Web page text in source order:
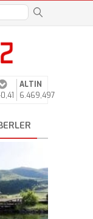
ALTIN
6.469,497